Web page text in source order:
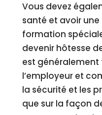
Vous devez
santé et avoir une
formation
devenir hôtesse
est généralement
l’employeur et
la sécurité et les
que sur la façon